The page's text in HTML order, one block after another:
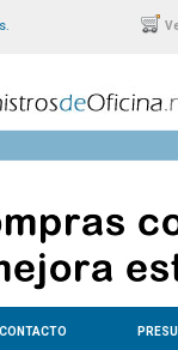
CONTACTO